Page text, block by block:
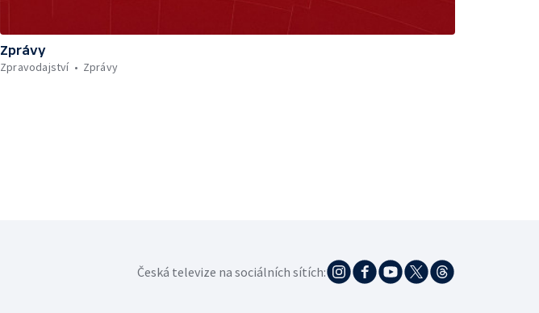
Zprávy
Zpravodajství
Zprávy
Česká televize na sociálních sítích: